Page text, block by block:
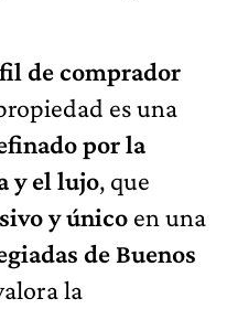
de comprador
es una
por la
y el lujo, que
y único en una
de Buenos
la